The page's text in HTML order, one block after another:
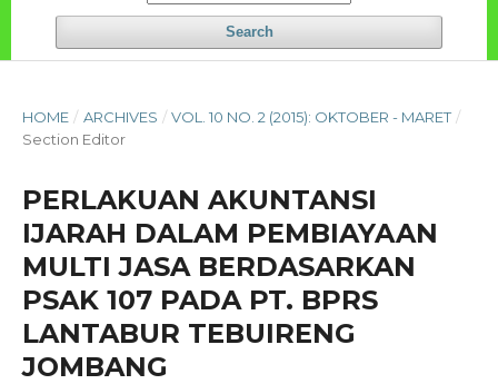
Search
HOME / ARCHIVES / VOL. 10 NO. 2 (2015): OKTOBER - MARET /
Section Editor
PERLAKUAN AKUNTANSI
IJARAH DALAM PEMBIAYAAN
MULTI JASA BERDASARKAN
PSAK 107 PADA PT. BPRS
LANTABUR TEBUIRENG
JOMBANG